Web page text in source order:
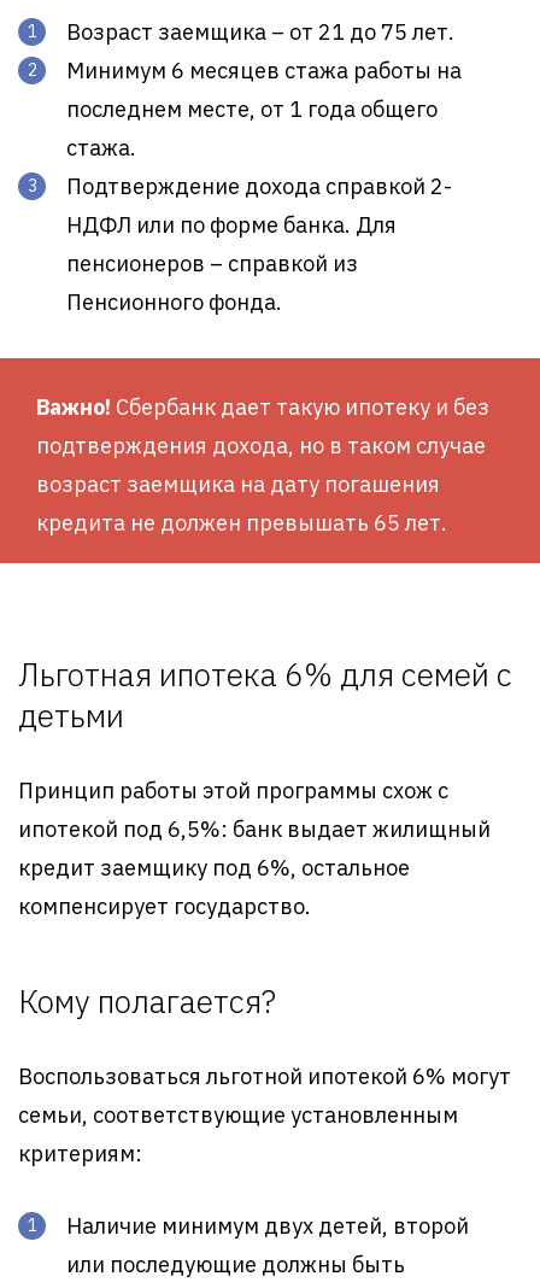
Возраст заемщика – от 21 до 75 лет.
Минимум 6 месяцев стажа работы на
последнем месте, от 1 года общего
стажа.
Подтверждение дохода справкой 2-
НДФЛ или по форме банка. Для
пенсионеров – справкой из
Пенсионного фонда.
Важно! Сбербанк дает такую ипотеку и без
подтверждения дохода, но в таком случае
возраст заемщика на дату погашения
кредита не должен превышать 65 лет.
Льготная ипотека 6% для семей с
детьми
Принцип работы этой программы схож с
ипотекой под 6,5%: банк выдает жилищный
кредит заемщику под 6%, остальное
компенсирует государство.
Кому полагается?
Воспользоваться льготной ипотекой 6% могут
семьи, соответствующие установленным
критериям:
Наличие минимум двух детей, второй
или последующие должны быть